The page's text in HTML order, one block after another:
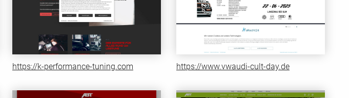
https://k-performance-tuning.com https://www.vwaudi-cult-day.de